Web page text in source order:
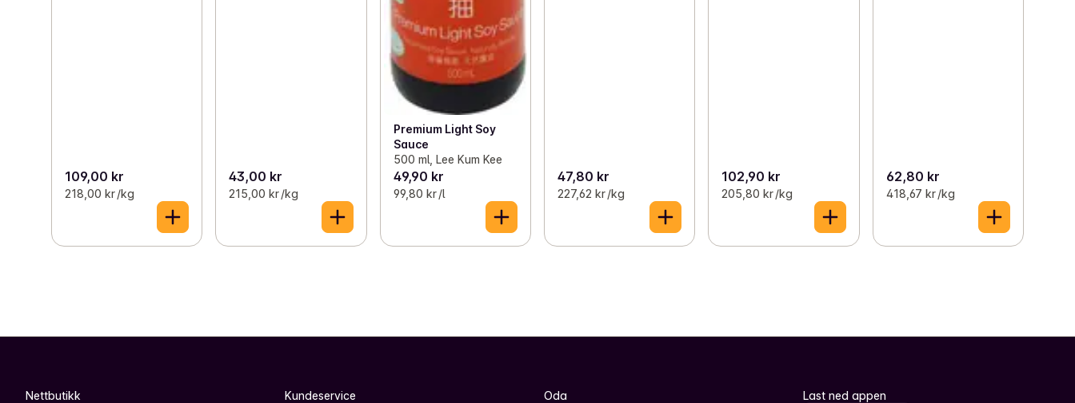
109,00 kr
218,00 kr /kg
43,00 kr
215,00 kr /kg
Premium Light Soy
Sauce
500 ml, Lee Kum Kee
49,90 kr
99,80 kr /l
47,80 kr
227,62 kr /kg
102,90 kr
205,80 kr /kg
62,80 kr
418,67 kr /kg
Nettbutikk Kundeservice Oda Last ned appen